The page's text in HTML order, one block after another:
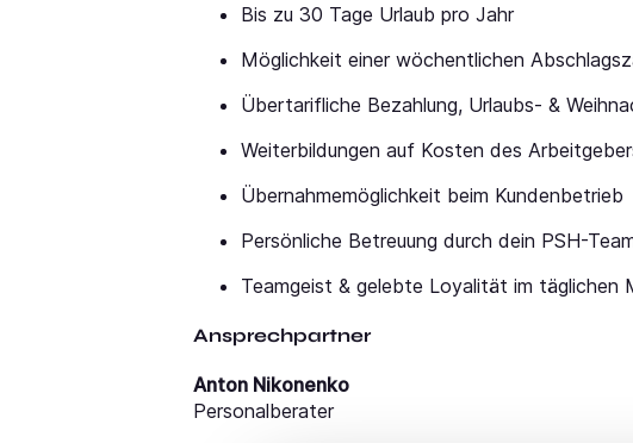
Bis zu 30 Tage Urlaub pro Jahr
Möglichkeit einer wöchentlichen
Übertarifliche Bezahlung, Urlaubs- &
Weiterbildungen auf Kosten des
Übernahmemöglichkeit beim Kundenbetrieb
Persönliche Betreuung durch dein PSH-
Teamgeist & gelebte Loyalität im täglichen
Ansprechpartner
Anton Nikonenko
Personalberater